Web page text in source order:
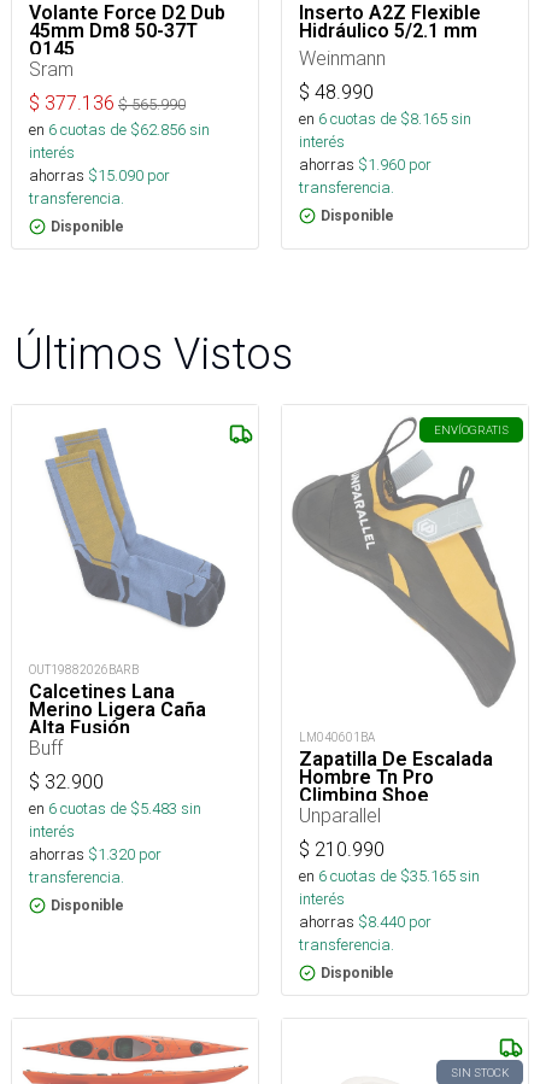
Volante Force D2 Dub
45mm Dm8 50-37T
Q145
Sram
$ 377.136 $565.990
en 6cuotas de $62.856sin
interés
ahorras $15.090 por
transferencia.
Disponible
Inserto A2Z Flexible
Hidráulico 5/2.1 mm
Weinmann
$ 48.990
en 6cuotas de $8.165sin
interés
ahorras $1.960 por
transferencia.
Disponible
Últimos Vistos
OUT19882026BARB
Calcetines Lana
Merino Ligera Caña
Alta Fusión
Buff
$ 32.900
en 6cuotas de $5.483 sin
interés
ahorras $1.320 por
transferencia.
Disponible
ENVÍOGRATIS
LM040601BA
Zapatilla De Escalada
Hombre Tn Pro
Climbing Shoe
Unparallel
$ 210.990
en 6cuotas de $35.165sin
interés
ahorras $8.440 por
transferencia.
Disponible
SIN STOCK